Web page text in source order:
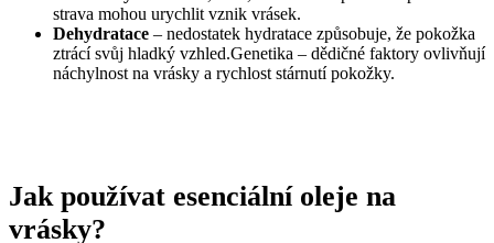
strava mohou urychlit vznik vrásek.
Dehydratace – nedostatek hydratace způsobuje, že pokožka
ztrácí svůj hladký vzhled.Genetika – dědičné faktory ovlivňují
náchylnost na vrásky a rychlost stárnutí pokožky.
Jak používat esenciální oleje na
vrásky?